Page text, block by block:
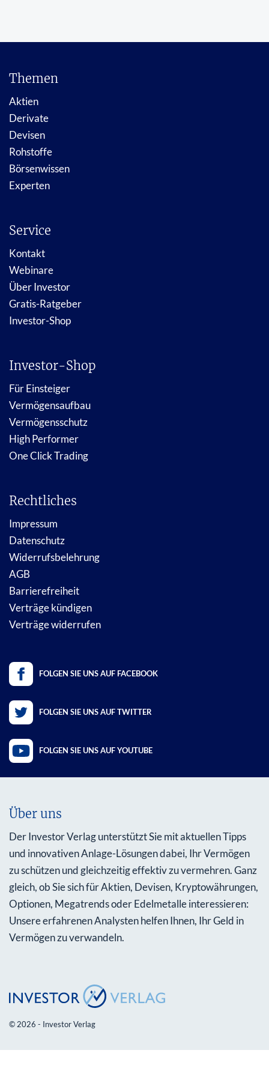
Themen
Aktien
Derivate
Devisen
Rohstoffe
Börsenwissen
Experten
Service
Kontakt
Webinare
Über Investor
Gratis-Ratgeber
Investor-Shop
Investor-Shop
Für Einsteiger
Vermögensaufbau
Vermögensschutz
High Performer
One Click Trading
Rechtliches
Impressum
Datenschutz
Widerrufsbelehrung
AGB
Barrierefreiheit
Verträge kündigen
Verträge widerrufen
FOLGEN SIE UNS AUF FACEBOOK
FOLGEN SIE UNS AUF TWITTER
FOLGEN SIE UNS AUF YOUTUBE
Über uns
Der Investor Verlag unterstützt Sie mit aktuellen Tipps
und innovativen Anlage-Lösungen dabei, Ihr Vermögen
zu schützen und gleichzeitig effektiv zu vermehren. Ganz
gleich, ob Sie sich für Aktien, Devisen, Kryptowährungen,
Optionen, Megatrends oder Edelmetalle interessieren:
Unsere erfahrenen Analysten helfen Ihnen, Ihr Geld in
Vermögen zu verwandeln.
© 2026 - Investor Verlag